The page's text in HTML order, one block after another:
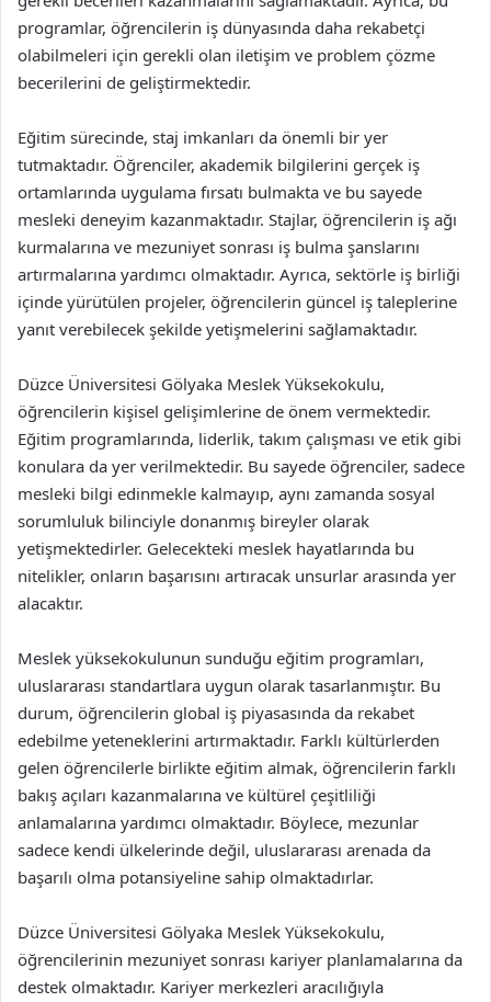
programlar, öğrencilerin iş dünyasında daha rekabetçi
olabilmeleri için gerekli olan iletişim ve problem çözme
becerilerini de geliştirmektedir.
Eğitim sürecinde, staj imkanları da önemli bir yer
tutmaktadır. Öğrenciler, akademik bilgilerini gerçek iş
ortamlarında uygulama fırsatı bulmakta ve bu sayede
mesleki deneyim kazanmaktadır. Stajlar, öğrencilerin iş ağı
kurmalarına ve mezuniyet sonrası iş bulma şanslarını
artırmalarına yardımcı olmaktadır. Ayrıca, sektörle iş birliği
içinde yürütülen projeler, öğrencilerin güncel iş taleplerine
yanıt verebilecek şekilde yetişmelerini sağlamaktadır.
Düzce Üniversitesi Gölyaka Meslek Yüksekokulu,
öğrencilerin kişisel gelişimlerine de önem vermektedir.
Eğitim programlarında, liderlik, takım çalışması ve etik gibi
konulara da yer verilmektedir. Bu sayede öğrenciler, sadece
mesleki bilgi edinmekle kalmayıp, aynı zamanda sosyal
sorumluluk bilinciyle donanmış bireyler olarak
yetişmektedirler. Gelecekteki meslek hayatlarında bu
nitelikler, onların başarısını artıracak unsurlar arasında yer
alacaktır.
Meslek yüksekokulunun sunduğu eğitim programları,
uluslararası standartlara uygun olarak tasarlanmıştır. Bu
durum, öğrencilerin global iş piyasasında da rekabet
edebilme yeteneklerini artırmaktadır. Farklı kültürlerden
gelen öğrencilerle birlikte eğitim almak, öğrencilerin farklı
bakış açıları kazanmalarına ve kültürel çeşitliliği
anlamalarına yardımcı olmaktadır. Böylece, mezunlar
sadece kendi ülkelerinde değil, uluslararası arenada da
başarılı olma potansiyeline sahip olmaktadırlar.
Düzce Üniversitesi Gölyaka Meslek Yüksekokulu,
öğrencilerinin mezuniyet sonrası kariyer planlamalarına da
destek olmaktadır. Kariyer merkezleri aracılığıyla